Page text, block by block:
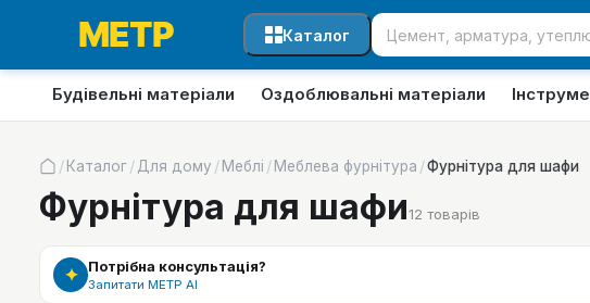
Каталог
Будівельні матеріали Оздоблювальні матеріали
/Каталог/ Для дому /Меблі /Меблева фурнітура /Фурнітура для шафи
Фурнітура для шафи12 товарів
✦ Потрібна консультація?
Запитати МЕТР АІ